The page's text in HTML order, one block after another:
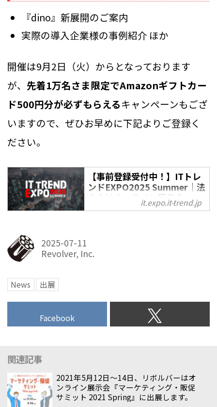
『dino』新展開のご案内
実際の導入企業様の事例紹介 ほか
開催は9月2日（火）からとなっております
が、 先着1万名さま限定でAmazonギフトカー
ド500円分が必ずもらえるキャンペーンもござ
いますので、ぜひお早めに下記よりご登録く
ださい。
【事前登録受付中！】ITトレ
ンドEXPO2025 Summer│法
人向けオンライン展示会
参加無料のオンライン展示会『IT
月2日(火)〜 5日(金)｜田村淳氏、
it.expo.it-trend.jp
2025-07-11
Revolver, Inc.
News 出展
Facebook
関連記事
2021年5月12日〜14日、リボルバーはオ
ンライン展示会『マーケティング・販促
サミット 2021 Spring』に出展します。